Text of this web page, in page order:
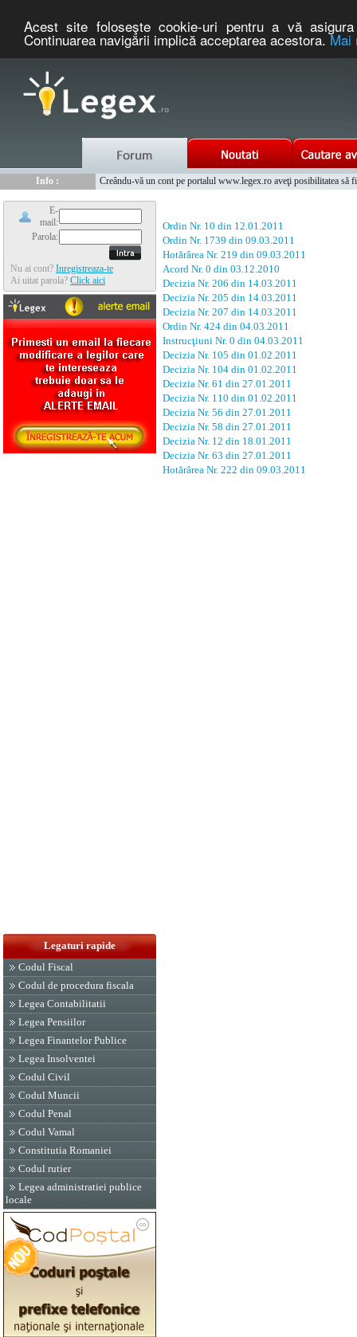
Acest site foloseşte cookie-uri pentru a vă
Continuarea navigării implică acceptarea acestora.Mai
Info :
Creându-vă un cont pe portalul www.legex.ro aveţi posibilitatea să
E-
mail:
Parola:
Nu ai cont? Inregistreaza-te
Ai uitat parola? Click aici
Legaturi rapide
Codul Fiscal
Codul de procedura fiscala
Legea Contabilitatii
Legea Pensiilor
Legea Finantelor Publice
Legea Insolventei
Codul Civil
Codul Muncii
Codul Penal
Codul Vamal
Constitutia Romaniei
Codul rutier
Legea administratiei publice
locale
Ordin Nr. 10 din 12.01.2011
Ordin Nr. 1739 din 09.03.2011
Hotărârea Nr. 219 din 09.03.2011
Acord Nr. 0 din 03.12.2010
Decizia Nr. 206 din 14.03.2011
Decizia Nr. 205 din 14.03.2011
Decizia Nr. 207 din 14.03.2011
Ordin Nr. 424 din 04.03.2011
Instrucţiuni Nr. 0 din 04.03.2011
Decizia Nr. 105 din 01.02.2011
Decizia Nr. 104 din 01.02.2011
Decizia Nr. 61 din 27.01.2011
Decizia Nr. 110 din 01.02.2011
Decizia Nr. 56 din 27.01.2011
Decizia Nr. 58 din 27.01.2011
Decizia Nr. 12 din 18.01.2011
Decizia Nr. 63 din 27.01.2011
Hotărârea Nr. 222 din 09.03.2011